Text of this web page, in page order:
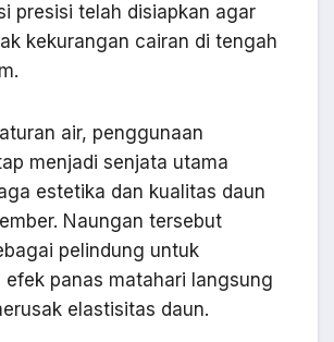
presisi telah disiapkan agar
kekurangan cairan di tengah
air, penggunaan
menjadi senjata utama
estetika dan kualitas daun
Naungan tersebut
pelindung untuk
efek panas matahari langsung
elastisitas daun.